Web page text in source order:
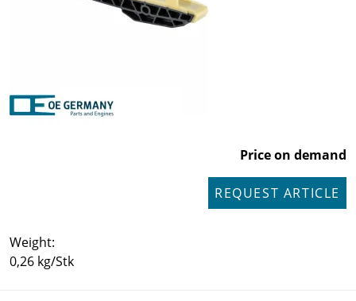
Price on demand
REQUEST ARTICLE
Weight:
0,26 kg/Stk